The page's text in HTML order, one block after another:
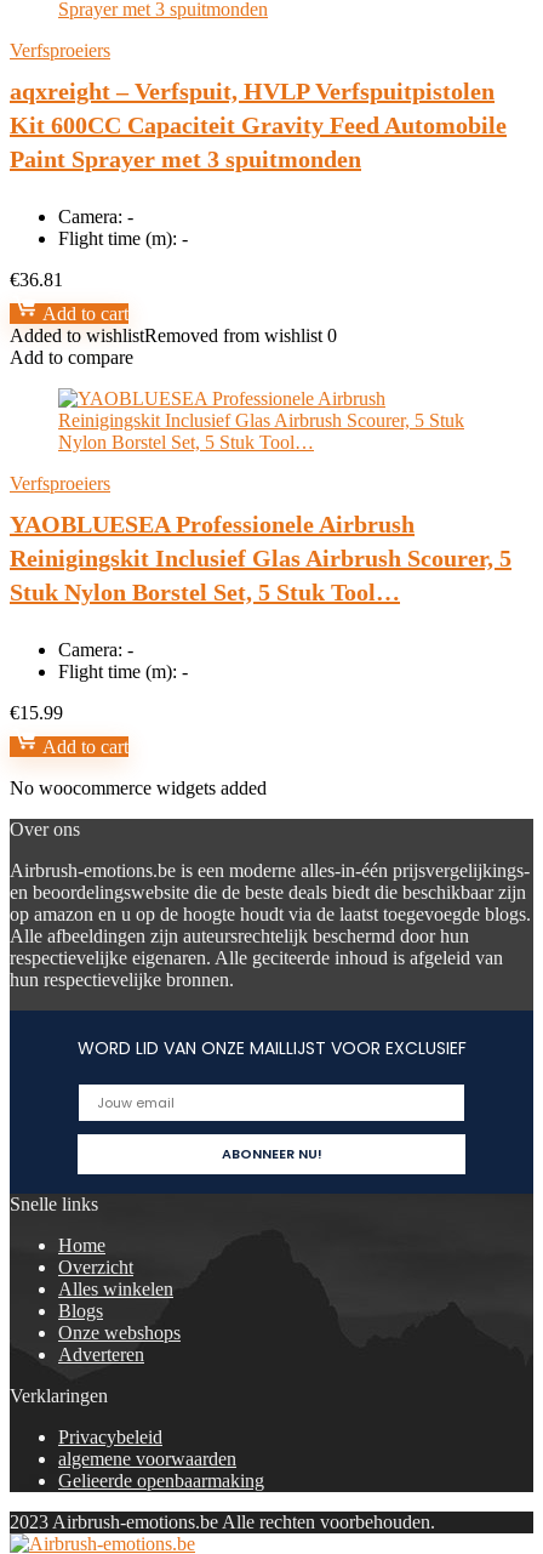
Verfsproeiers
aqxreight – Verfspuit, HVLP Verfspuitpistolen
Kit 600CC Capaciteit Gravity Feed Automobile
Paint Sprayer met 3 spuitmonden
Camera: -
Flight time (m): -
€36.81
Add to cart
Added to wishlistRemoved from wishlist 0
Add to compare
Verfsproeiers
YAOBLUESEA Professionele Airbrush
Reinigingskit Inclusief Glas Airbrush Scourer, 5
Stuk Nylon Borstel Set, 5 Stuk Tool…
Camera: -
Flight time (m): -
€15.99
Add to cart
No woocommerce widgets added
Over ons
Airbrush-emotions.be is een moderne alles-in-één prijsvergelijkings-
en beoordelingswebsite die de beste deals biedt die beschikbaar zijn
op amazon en u op de hoogte houdt via de laatst toegevoegde blogs.
Alle afbeeldingen zijn auteursrechtelijk beschermd door hun
respectievelijke eigenaren. Alle geciteerde inhoud is afgeleid van
hun respectievelijke bronnen.
WORD LID VAN ONZE MAILLIJST VOOR EXCLUSIEF
Snelle links
Home
Overzicht
Alles winkelen
Blogs
Onze webshops
Adverteren
Verklaringen
Privacybeleid
algemene voorwaarden
Gelieerde openbaarmaking
2023 Airbrush-emotions.be Alle rechten voorbehouden.